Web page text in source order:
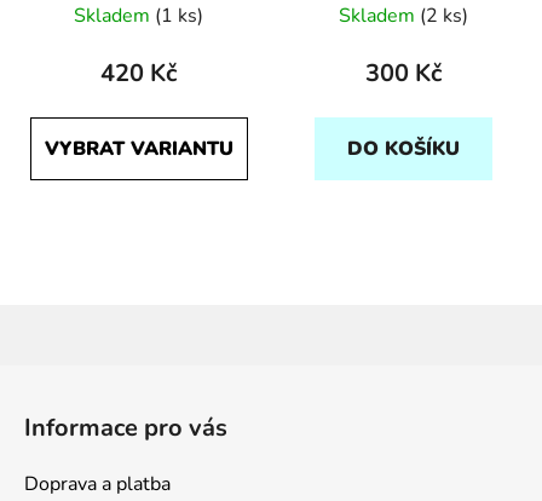
Skladem (1 ks)
420 Kč
VYBRAT VARIANTU
Skladem (2 ks)
300 Kč
DO KOŠÍKU
Informace pro vás
Doprava a platba